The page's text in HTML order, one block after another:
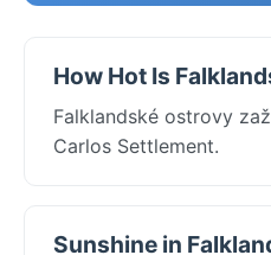
How Hot Is
Falklandské ostrovy
Carlos Settlement.
Sunshine in